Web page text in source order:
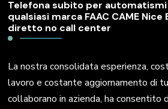
Telefona subito per
qualsiasi marca FAAC CAME
diretto no call center
La nostra consolidata esperienza,
lavoro e costante aggiornamento di
collaborano in azienda, ha consentito